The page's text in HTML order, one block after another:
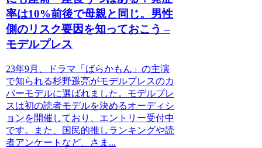
率は10%前後で母親と同じ。男性
側のリスク要因を知っておこう –
モデルプレス
23年9月、ドラマ「ばらかもん」の主演
で知られる杉野遥亮がモデルプレスのカ
バーモデルに選ばれました。モデルプレ
スは初の読者モデルを決めるオーディシ
ョンを開催しており、エントリー受付中
です。また、国民的推しランキングや読
者アンケートなど、さま...